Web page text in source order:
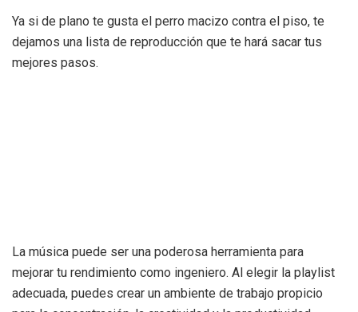
Ya si de plano te gusta el perro macizo contra el piso, te
dejamos una lista de reproducción que te hará sacar tus
mejores pasos.
La música puede ser una poderosa herramienta para
mejorar tu rendimiento como ingeniero. Al elegir la playlist
adecuada, puedes crear un ambiente de trabajo propicio